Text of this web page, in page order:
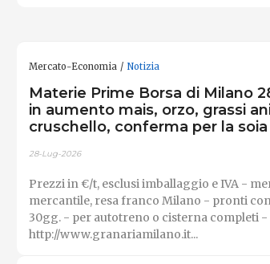
Mercato-Economia Notizia
Materie Prime Borsa di Milano
in aumento mais, orzo, grassi
cruschello, conferma per la soia
28-Lug-2026
Prezzi in €/t, esclusi imballaggio e IVA -
mercantile, resa franco Milano - pronti
30gg. - per autotreno o cisterna completi -
http://www.granariamilano.it...